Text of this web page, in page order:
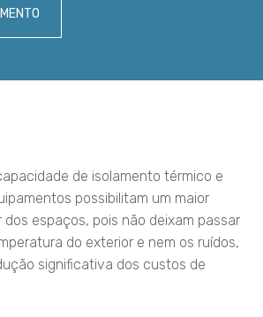
de isolamento térmico e
possibilitam um maior
espaços, pois não deixam passar
do exterior e nem os ruídos,
significativa dos custos de